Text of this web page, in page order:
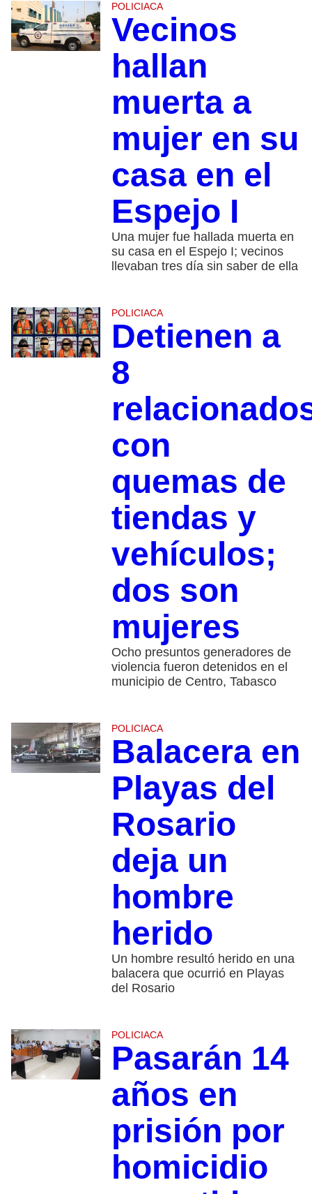
POLICIACA
Vecinos
hallan
muerta a
mujer en su
casa en el
Espejo I
Una mujer fue hallada muerta en
su casa en el Espejo I; vecinos
llevaban tres día sin saber de ella
POLICIACA
Detienen a
8
con
quemas de
tiendas y
vehículos;
dos son
mujeres
Ocho presuntos generadores de
violencia fueron detenidos en el
municipio de Centro, Tabasco
POLICIACA
Balacera en
Playas del
Rosario
deja un
hombre
herido
Un hombre resultó herido en una
balacera que ocurrió en Playas
del Rosario
POLICIACA
Pasarán 14
años en
prisión por
homicidio